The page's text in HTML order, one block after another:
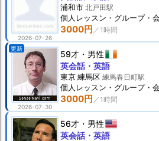
2026-07-26
3000円
浦和市 北戸田駅
個人 レッスン ・グループ・
更新
2026-07-30
59才 男性
3000円
英会話・英語
東京 練馬区 練馬春日町駅
個人 レッスン ・グループ・
56才 男性
英会話・英語